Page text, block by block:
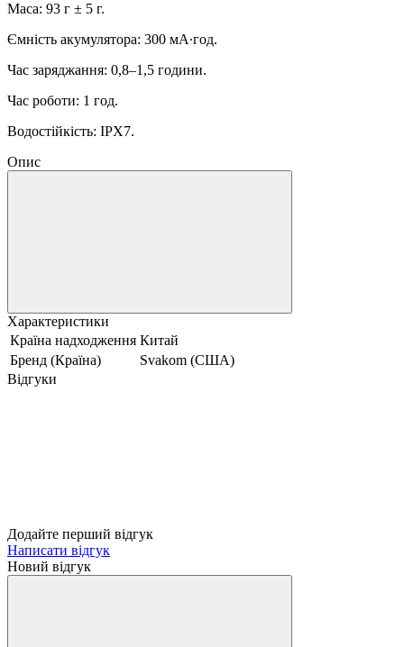
Маса: 93 г ± 5 г.
Ємність акумулятора: 300 мА∙год.
Час заряджання: 0,8–1,5 години.
Час роботи: 1 год.
Водостійкість: IPX7.
Опис
Характеристики
Країна надходження Китай
Бренд (Країна)
Svakom (США)
Відгуки
Додайте перший відгук
Написати відгук
Новий відгук